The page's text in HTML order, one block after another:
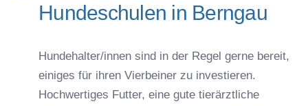
Hundeschulen in Berngau
Hundehalter/innen sind in der Regel gerne bereit,
einiges für ihren Vierbeiner zu investieren.
Hochwertiges Futter, eine gute tierärztliche